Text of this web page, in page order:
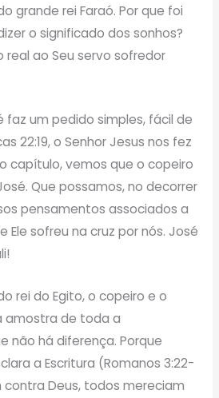
grande rei Faraó. Por que foi
o significado dos sonhos?
real ao Seu servo sofredor
faz um pedido simples, fácil de
22:19, o Senhor Jesus nos fez
capítulo, vemos que o copeiro
Que possamos, no decorrer
pensamentos associados a
Ele sofreu na cruz por nós. José
rei do Egito, o copeiro e o
amostra de toda a
não há diferença. Porque
a Escritura (Romanos 3:22-
contra Deus, todos mereciam